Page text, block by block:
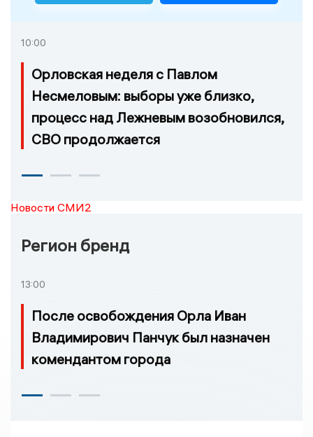
10:00
Орловская неделя с Павлом
Несмеловым: выборы уже близко,
процесс над Лежневым возобновился,
СВО продолжается
Новости СМИ2
Регион бренд
13:00
После освобождения Орла Иван
Владимирович Панчук был назначен
комендантом города